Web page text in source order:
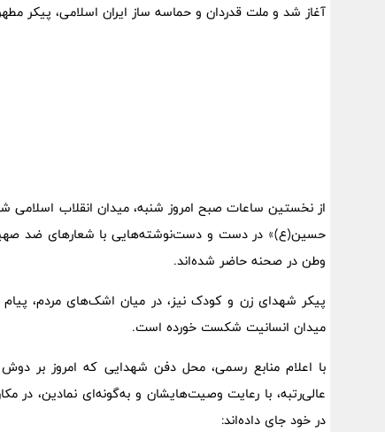
آغاز شد و ملت قدردان و حماسه ساز ایران اسلامی، پیکر مطهر ۶۰ شهید اقتدار ملی و قهرمانان وطن را بدرقه
از نخستین ساعات صبح امروز شنبه، میدان انقلاب
حسین(ع)» در دست و دست‌نوشته‌هایی با شعارهای ضد
وطن در صحنه حاضر شده‌اند.
پیکر شهدای زن و کودک نیز، در میان اشک‌های مردم،
میدان انسانیت شکست خورده است.
با اعلام منابع رسمی، محل دفن شهدایی که امروز بر
عالی‌رتبه، با رعایت وصیت‌هایشان و به‌گونه‌ای نمادین،
در خود جای داده‌اند: